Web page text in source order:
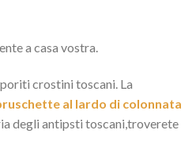
a casa vostra.
crostini toscani. La
al lardo di colonnata
degli antipsti toscani,troverete